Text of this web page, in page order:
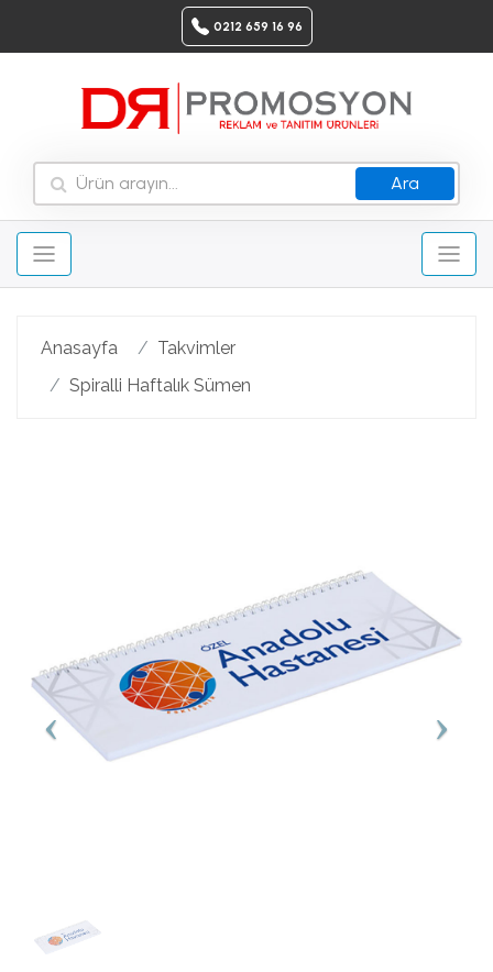
0212 659 16 96
Ara
Anasayfa
Takvimler
Spiralli Haftalık Sümen